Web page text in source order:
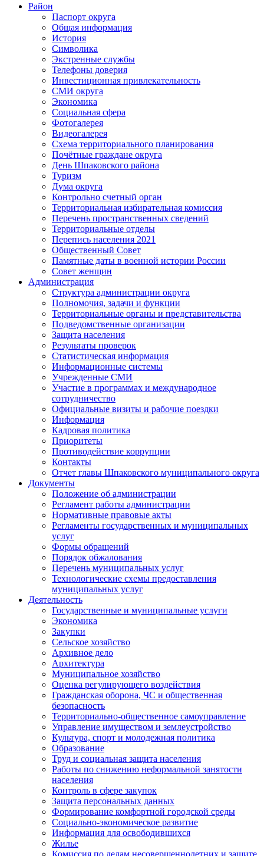
Район
Паспорт округа
Общая информация
История
Символика
Экстренные службы
Телефоны доверия
Инвестиционная привлекательность
СМИ округа
Экономика
Социальная сфера
Фотогалерея
Видеогалерея
Схема территориального планирования
Почётные граждане округа
День Шпаковского района
Туризм
Дума округа
Контрольно счетный орган
Территориальная избирательная комиссия
Перечень пространственных сведений
Территориальные отделы
Перепись населения 2021
Общественный Совет
Памятные даты в военной истории России
Совет женщин
Администрация
Структура администрации округа
Полномочия, задачи и функции
Территориальные органы и представительства
Подведомственные организации
Защита населения
Результаты проверок
Статистическая информация
Информационные системы
Учрежденные СМИ
Участие в программах и международное
сотрудничество
Официальные визиты и рабочие поездки
Информация
Кадровая политика
Приоритеты
Противодействие коррупции
Контакты
Отчет главы Шпаковского муниципального округа
Документы
Положение об администрации
Регламент работы администрации
Нормативные правовые акты
Регламенты государственных и муниципальных
услуг
Формы обращений
Порядок обжалования
Перечень муниципальных услуг
Технологические схемы предоставления
муниципальных услуг
Деятельность
Государственные и муниципальные услуги
Экономика
Закупки
Сельское хозяйство
Архивное дело
Архитектура
Муниципальное хозяйство
Оценка регулирующего воздействия
Гражданская оборона, ЧС и общественная
безопасность
Территориально-общественное самоуправление
Управление имуществом и землеустройство
Культура, спорт и молодежная политика
Образование
Труд и социальная защита населения
Работы по снижению неформальной занятости
населения
Контроль в сфере закупок
Защита персональных данных
Формирование комфортной городской среды
Социально-экономическое развитие
Информация для освободившихся
Жилье
Комиссия по делам несовершеннолетних и защите